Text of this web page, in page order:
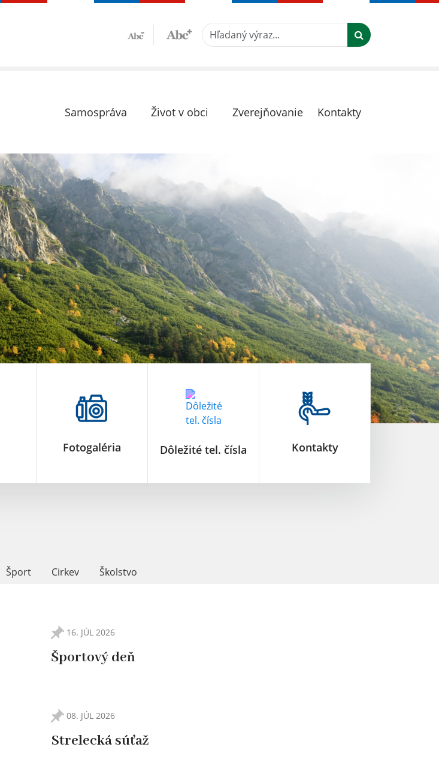
Hľadaný výraz...
Samospráva Život v obci Zverejňovanie Kontakty
Fotogaléria Dôležité tel. čísla Kontakty
Šport Cirkev Školstvo
16. JÚL 2026
Športový deň
08. JÚL 2026
Strelecká súťaž